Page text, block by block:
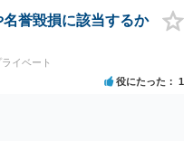
誉毀損に該当するか
イベート
役にたった 1